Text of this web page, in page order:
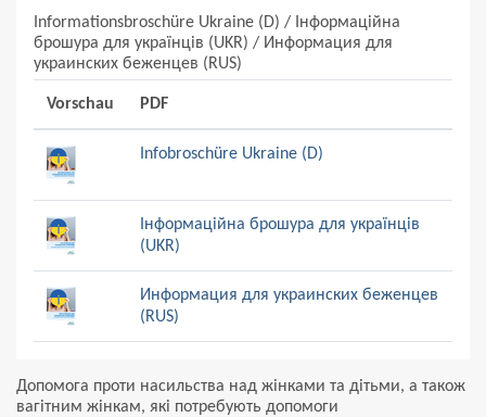
Informationsbroschüre Ukraine (D) / Інформаційна
брошура для українців (UKR) / Информация для
украинских беженцев (RUS)
Vorschau PDF
Infobroschüre Ukraine (D)
Інформаційна брошура для українців
(UKR)
Информация для украинских беженцев
(RUS)
Допомога проти насильства над жінками та дітьми, а також
вагітним жінкам, які потребують допомоги